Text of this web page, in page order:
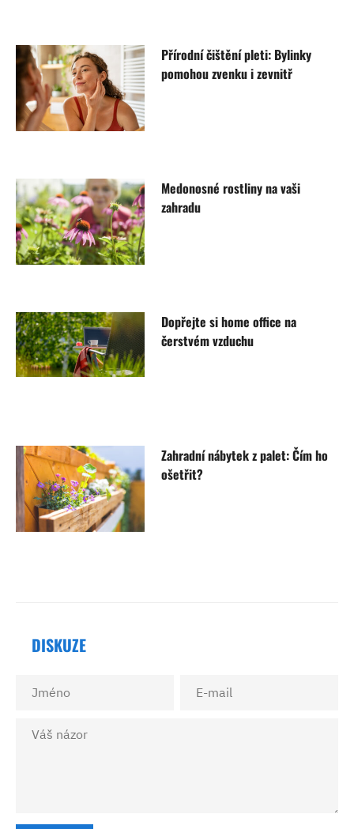
Přírodní čištění pleti: Bylinky
pomohou zvenku i zevnitř
Medonosné rostliny na vaši
zahradu
Dopřejte si home office na
čerstvém vzduchu
Zahradní nábytek z palet: Čím ho
ošetřit?
DISKUZE